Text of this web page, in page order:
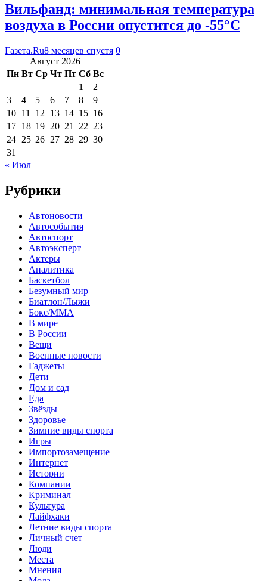
Вильфанд: минимальная температура
воздуха в России опустится до -55°С
Газета.Ru8 месяцев спустя 0
Август 2026
Пн Вт Ср Чт Пт Сб Вс
1
2
3
4 5 6 7 8
9
10 11 12 13 14 15 16
17 18 19 20 21 22 23
24 25 26 27 28 29 30
31
« Июл
Рубрики
Автоновости
Автособытия
Автоспорт
Автоэксперт
Актеры
Аналитика
Баскетбол
Безумный мир
Биатлон/Лыжи
Бокс/MMA
В мире
В России
Вещи
Военные новости
Гаджеты
Дети
Дом и сад
Еда
Звёзды
Здоровье
Зимние виды спорта
Игры
Импортозамещение
Интернет
Истории
Компании
Криминал
Культура
Лайфхаки
Летние виды спорта
Личный счет
Люди
Места
Мнения